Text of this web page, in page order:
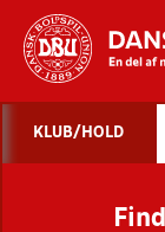
KLUB/HOLD